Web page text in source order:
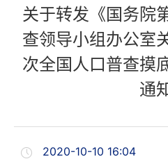
关于转发《国务院
查领导小组办公室
次全国人口普查摸
通
2020-10-10 16:04